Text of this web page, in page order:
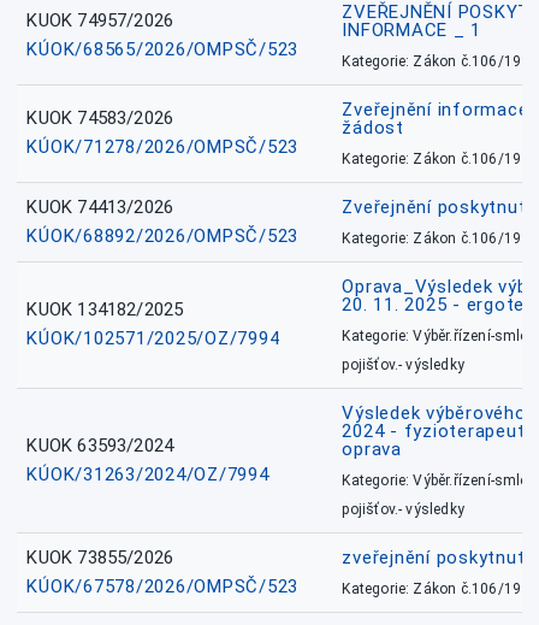
KUOK 74957/2026
KÚOK/68565/2026/OMPSČ/523
ZVEŘEJNĚNÍ
INFORMACE _ 1
Kategorie: Zákon č.106/1999
KUOK 74583/2026
KÚOK/71278/2026/OMPSČ/523
Zveřejnění informace
žádost
Kategorie: Zákon č.106/1999
KUOK 74413/2026
KÚOK/68892/2026/OMPSČ/523
Zveřejnění
Kategorie: Zákon č.106/1999
KUOK 134182/2025
KÚOK/102571/2025/OZ/7994
Oprava_Výsledek
20. 11. 2025 -
Kategorie: Výběr.řízení-
pojišťov.- výsledky
KUOK 63593/2024
KÚOK/31263/2024/OZ/7994
Výsledek výběrového
2024 - fyzioterapeut,
oprava
Kategorie: Výběr.řízení-
pojišťov.- výsledky
KUOK 73855/2026
KÚOK/67578/2026/OMPSČ/523
zveřejnění
Kategorie: Zákon č.106/1999